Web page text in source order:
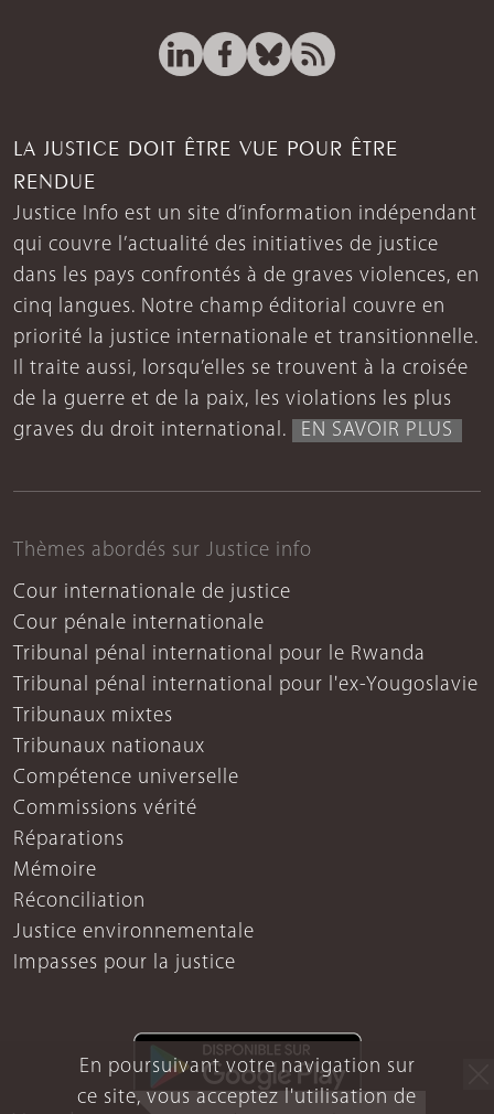
En poursuivant votre navigation sur
ce site, vous acceptez l'utilisation de
LA JUSTICE DOIT ÊTRE VUE POUR ÊTRE
RENDUE
Justice Info est un site d’information indépendant
qui couvre l’actualité des initiatives de justice
dans les pays confrontés à de graves violences, en
cinq langues. Notre champ éditorial couvre en
priorité la justice internationale et transitionnelle.
Il traite aussi, lorsqu’elles se trouvent à la croisée
de la guerre et de la paix, les violations les plus
graves du droit international.
EN SAVOIR PLUS
Thèmes abordés sur Justice info
Cour internationale de justice
Cour pénale internationale
Tribunal pénal international pour le Rwanda
Tribunal pénal international pour l'ex-Yougoslavie
Tribunaux mixtes
Tribunaux nationaux
Compétence universelle
Commissions vérité
Réparations
Mémoire
Réconciliation
Justice environnementale
Impasses pour la justice